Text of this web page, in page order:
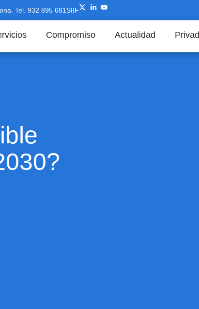
Tel. 932 895 681SIIF
Compromiso Actualidad